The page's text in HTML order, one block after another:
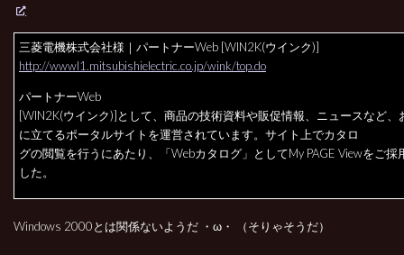
三菱電機株式会社様 ｜パートナーWeb [WIN2K(ウインク)]
http://wwwl1.mitsubishielectric.co.jp/wink/top.do
パートナーWeb
[WIN2K(ウインク)]として、商品の技術資料や販促情報、ニュースなど、
に立てるポータルサイトを運営されています。サイト上でカタロ
グの閲覧を行うにあたり、「Webカタログ」としてMy PAGE Viewをご採
した。
Windows 2000とは関係ないようだ ・ω・ （そりゃそうだ）